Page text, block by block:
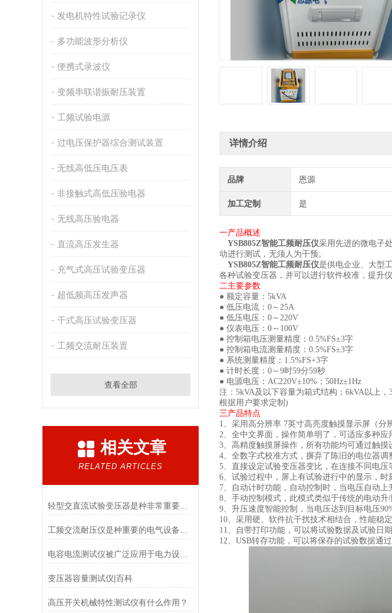
发电机特性试验记录仪
多功能波形分析仪
便携式录波仪
变频串联谐振耐压装置
工频试验电源
过电压保护器综合测试装置
无线高低压电压表
非接触式高低压验电器
无线高压验电器
直流高压发生器
充气式高压试验变压器
超低频高压发声器
干式高压试验变压器
工频交流耐压装置
查看全部
相关文章
RELATED ARTICLES
轻型交直流试验变压器是种非常重要的电气试验设备
电容电流测试仪被广泛应用于电力设备的检测和维护
变压器容量测试仪|百科
高压开关机械特性测试仪有什么作用？
详情介绍
品牌 恩源
加工定制 是
一产品概述
YSB805Z智能工频耐压仪采用先进的微电子
动进行测试，无须人为干预。
YSB805Z智能工频耐压仪是供电企业、大型
各种试验变压器，并可以进行软件校准，提升仪
二主要参数
● 额定容量： 5kVA
● 低压电流： 0 ～ 25A
● 低压电压： 0 ～ 220V
● 仪表电压： 0 ～ 100V
● 控制箱电压测量精度： 0.5%FS±3字
● 控制箱电流测量精度： 0.5%FS±3字
● 系统测量精度： 1.5%FS+3字
● 计时长度： 0 ～ 9时59分59秒
● 电源电压： AC220V±10% ； 50Hz±1Hz
注： 5kVA及以下容量为箱式结构； 6kVA以上，
根据用户要求定制 )
三产品特点
1、 采用高分辨率 7英寸高亮度触摸显示屏 （分
2、 全中文界面，操作简单明了，可适应多种应
3、 高精度触摸屏操作，所有功能均可通过触摸
4、 全数字式校准方式，摒弃了陈旧的电位器调
5、直接设定试验变压器变比，在连接不同电
6、 试验过程中，屏上有试验进行中的显示，时
7、
自动计时功能，自动控制时，当电压自动
8、 手动控制模式，此模式类似于传统的电动升/
9、 升压速度智能控制，当电压达到目标电压
10、 采用硬、软件抗干扰技术相结合，性能稳定
11、
自带打印功能，可以将试验数据及试验日
12、 USB转存功能，可以将保存的试验数据通过